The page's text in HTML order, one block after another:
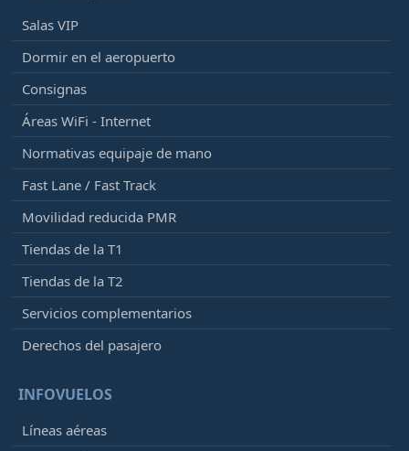
Salas VIP
Dormir en el aeropuerto
Consignas
Áreas WiFi - Internet
Normativas equipaje de mano
Fast Lane / Fast Track
Movilidad reducida PMR
Tiendas de la T1
Tiendas de la T2
Servicios complementarios
Derechos del pasajero
INFOVUELOS
Líneas aéreas